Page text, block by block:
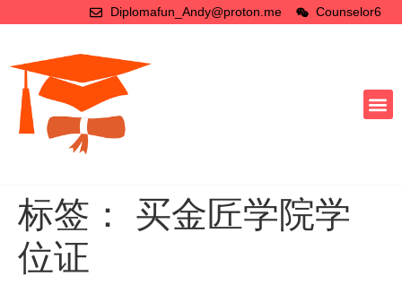
Diplomafun_Andy@proton.me Counselor6
标签： 买金匠学院学
位证